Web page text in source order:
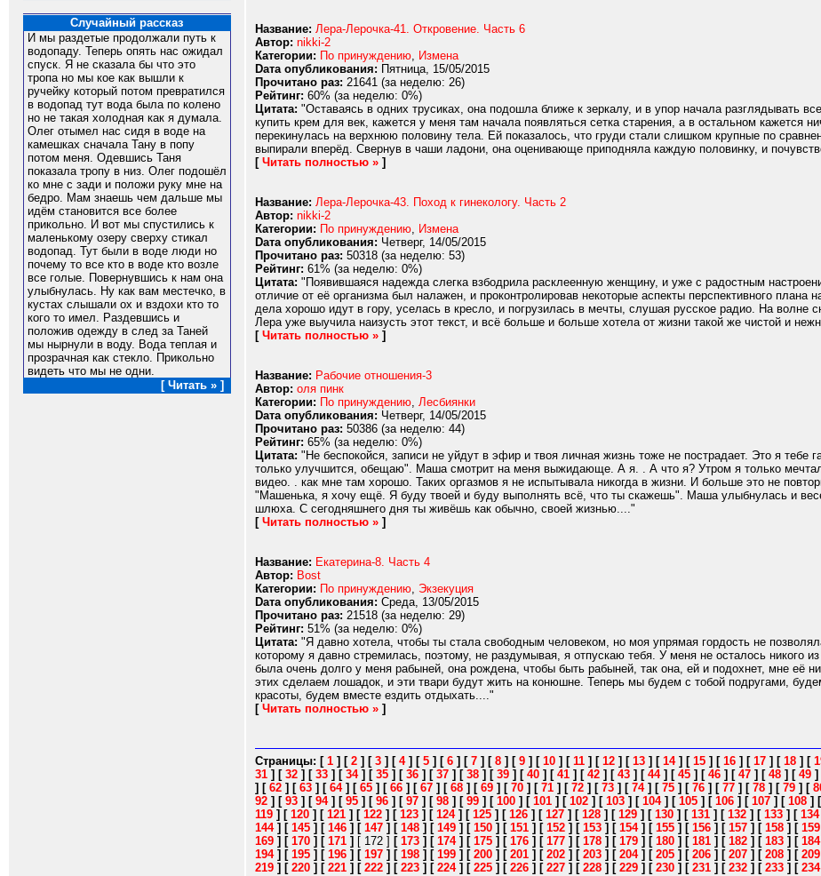
Случайный рассказ
И мы раздетые продолжали путь к
водопаду. Теперь опять нас ожидал
спуск. Я не сказала бы что это
тропа но мы кое как вышли к
ручейку который потом превратился
в водопад тут вода была по колено
но не такая холодная как я думала.
Олег отымел нас сидя в воде на
камешках сначала Тану в попу
потом меня. Одевшись Таня
показала тропу в низ. Олег подошёл
ко мне с зади и положи руку мне на
бедро. Мам знаешь чем дальше мы
идём становится все более
прикольно. И вот мы спустились к
маленькому озеру сверху стикал
водопад. Тут были в воде люди но
почему то все кто в воде кто возле
все голые. Повернувшись к нам она
улыбнулась. Ну как вам местечко, в
кустах слышали ох и вздохи кто то
кого то имел. Раздевшись и
положив одежду в след за Таней
мы нырнули в воду. Вода теплая и
прозрачная как стекло. Прикольно
видеть что мы не одни.
[ Читать » ]
Название: Лера-Лерочка-41. Откровение. Часть 6
Автор: nikki-2
Категории: По принуждению, Измена
Dата опубликования: Пятница, 15/05/2015
Прочитано раз: 21641 (за неделю: 26)
Рейтинг: 60% (за неделю: 0%)
Цитата: "Оставаясь в одних трусиках, она подошла ближе к зеркалу, и в упор начала разглядывать
купить крем для век, кажется у меня там начала появляться сетка старения, а в остальном кажется
перекинулась на верхнюю половину тела. Ей показалось, что груди стали слишком крупные по
выпирали вперёд. Свернув в чаши ладони, она оценивающе приподняла каждую половинку, и
[ Читать полностью » ]
Название: Лера-Лерочка-43. Поход к гинекологу. Часть 2
Автор: nikki-2
Категории: По принуждению, Измена
Dата опубликования: Четверг, 14/05/2015
Прочитано раз: 50318 (за неделю: 53)
Рейтинг: 61% (за неделю: 0%)
Цитата: "Появившаяся надежда слегка взбодрила расклеенную женщину, и уже с радостным
отличие от её организма был налажен, и проконтролировав некоторые аспекты перспективного
дела хорошо идут в гору, уселась в кресло, и погрузилась в мечты, слушая русское радио. На волне
Лера уже выучила наизусть этот текст, и всё больше и больше хотела от жизни такой же чистой и
[ Читать полностью » ]
Название: Рабочие отношения-3
Автор: оля пинк
Категории: По принуждению, Лесбиянки
Dата опубликования: Четверг, 14/05/2015
Прочитано раз: 50386 (за неделю: 44)
Рейтинг: 65% (за неделю: 0%)
Цитата: "Не беспокойся, записи не уйдут в эфир и твоя личная жизнь тоже не пострадает. Это я
только улучшится, обещаю". Маша смотрит на меня выжидающе. А я. . А что я? Утром я только
видео. . как мне там хорошо. Таких оргазмов я не испытывала никогда в жизни. И больше это не
"Машенька, я хочу ещё. Я буду твоей и буду выполнять всё, что ты скажешь". Маша улыбнулась и
шлюха. С сегодняшнего дня ты живёшь как обычно, своей жизнью...."
[ Читать полностью » ]
Название: Екатерина-8. Часть 4
Автор: Bost
Категории: По принуждению, Экзекуция
Dата опубликования: Среда, 13/05/2015
Прочитано раз: 21518 (за неделю: 29)
Рейтинг: 51% (за неделю: 0%)
Цитата: "Я давно хотела, чтобы ты стала свободным человеком, но моя упрямая гордость не
которому я давно стремилась, поэтому, не раздумывая, я отпускаю тебя. У меня не осталось никого
была очень долго у меня рабыней, она рождена, чтобы быть рабыней, так она, ей и подохнет, мне её
этих сделаем лошадок, и эти твари будут жить на конюшне. Теперь мы будем с тобой подругами,
красоты, будем вместе ездить отдыхать...."
[ Читать полностью » ]
Страницы: [ 1 ] [ 2 ] [ 3 ] [ 4] [ 5 ] [ 6 ] [ 7 ] [ 8 ] [ 9 ] [ 10 ] [ 11 ] [ 12 ] [ 13 ] [ 14] [ 15 ] [ 16 ] [ 17 ] [ 18 ] [
31 ] [ 32 ] [ 33 ] [ 34] [ 35 ] [ 36 ] [ 37 ] [ 38 ] [ 39 ] [ 40 ] [ 41 ] [ 42 ] [ 43 ] [ 44] [ 45 ] [ 46 ] [ 47 ] [ 48 ] [ 49 ]
] [ 62 ] [ 63 ] [ 64] [ 65 ] [ 66 ] [ 67 ] [ 68 ] [ 69 ] [ 70 ] [ 71 ] [ 72 ] [ 73 ] [ 74] [ 75 ] [ 76 ] [ 77 ] [ 78 ] [ 79 ] [
92 ] [ 93 ] [ 94] [ 95 ] [ 96 ] [ 97 ] [ 98 ] [ 99 ] [ 100 ] [ 101 ] [ 102 ] [ 103 ] [ 104] [ 105 ] [ 106 ] [ 107 ] [ 108 ] [
119 ] [ 120 ] [ 121 ] [ 122 ] [ 123 ] [ 124] [ 125 ] [ 126 ] [ 127 ] [ 128 ] [ 129 ] [ 130 ] [ 131 ] [ 132 ] [ 133 ] [ 134
144] [ 145 ] [ 146 ] [ 147 ] [ 148 ] [ 149 ] [ 150 ] [ 151 ] [ 152 ] [ 153 ] [ 154] [ 155 ] [ 156 ] [ 157 ] [ 158 ] [ 159
169 ] [ 170 ] [ 171 ] [ 172 ] [ 173 ] [ 174] [ 175 ] [ 176 ] [ 177 ] [ 178 ] [ 179 ] [ 180 ] [ 181 ] [ 182 ] [ 183 ] [ 184
194] [ 195 ] [ 196 ] [ 197 ] [ 198 ] [ 199 ] [ 200 ] [ 201 ] [ 202 ] [ 203 ] [ 204] [ 205 ] [ 206 ] [ 207 ] [ 208 ] [ 209
219 ] [ 220 ] [ 221 ] [ 222 ] [ 223 ] [ 224] [ 225 ] [ 226 ] [ 227 ] [ 228 ] [ 229 ] [ 230 ] [ 231 ] [ 232 ] [ 233 ] [ 234